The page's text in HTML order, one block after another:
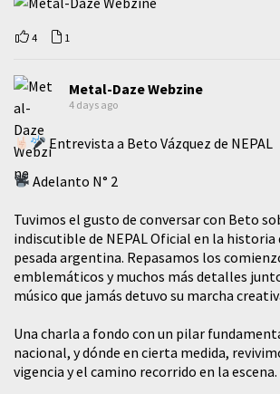
4 1
Metal-Daze Webzine
4 days ago
Entrevista a Beto Vázquez de NEPAL
Adelanto N° 2
Tuvimos el gusto de conversar con Beto
indiscutible de NEPAL Oficial en la historia
pesada argentina. Repasamos los
emblemáticos y muchos más detalles
músico que jamás detuvo su marcha
​Una charla a fondo con un pilar
nacional, y dónde en cierta medida,
vigencia y el camino recorrido en la escena.